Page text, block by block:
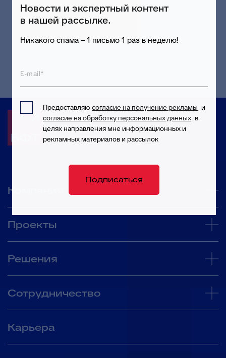
персональных данных в целях приема и
обработки моих обращений и запросов
Подписаться
Будущее
формируют
технологии
Компания
Проекты
Решения
Сотрудничество
Карьера
Новости и экспертный контент
в нашей рассылке.
Никакого спама – 1 письмо 1 раз в неделю!
E-mail*
Предоставляюсогласие на получение рекламы и
согласие на обработку персональных данных в
целях направления мне информационных и
рекламных материалов и рассылок
Подписаться